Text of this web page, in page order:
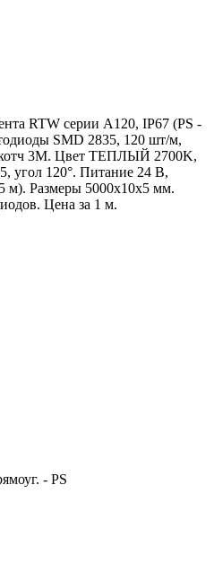
RTW серии A120, IP67 (PS -
SMD 2835, 120 шт/м,
3M. Цвет ТЕПЛЫЙ 2700K,
угол 120°. Питание 24 В,
м). Размеры 5000x10x5 мм.
Цена за 1 м.
- PS